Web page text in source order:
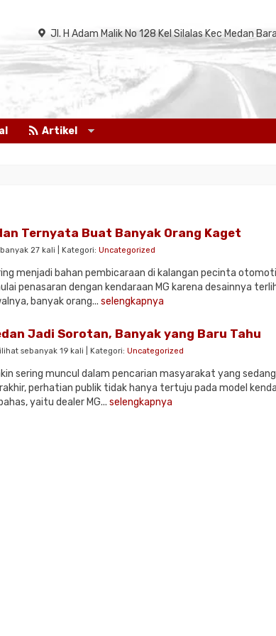
Jl. H Adam Malik No 128 Kel Silalas Kec Medan
Artikel
Ternyata Buat Banyak Orang Kaget
27 kali | Kategori: Uncategorized
menjadi bahan pembicaraan di kalangan pecinta
penasaran dengan kendaraan MG karena desainnya
banyak orang... selengkapnya
Jadi Sorotan, Banyak yang Baru Tahu
sebanyak 19 kali | Kategori: Uncategorized
sering muncul dalam pencarian masyarakat yang
perhatian publik tidak hanya tertuju pada model
yaitu dealer MG... selengkapnya